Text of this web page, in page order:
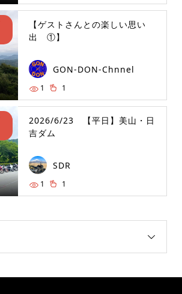
【ゲストさんとの楽しい思い
出 ①】
GON-DON-Chnnel
1 1
2026/6/23 【平日】美山・日
吉ダム
SDR
1 1